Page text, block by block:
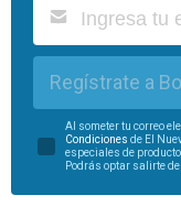
Regístrate a
Al someter tu correo
Condiciones de El
especiales de
Podrás optar salirte